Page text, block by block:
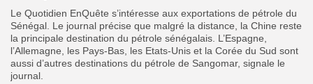
Le Quotidien EnQuête s’intéresse aux exportations de pétrole du
Sénégal. Le journal précise que malgré la distance, la Chine reste
la principale destination du pétrole sénégalais. L’Espagne,
l’Allemagne, les Pays-Bas, les Etats-Unis et la Corée du Sud sont
aussi d’autres destinations du pétrole de Sangomar, signale le
journal.